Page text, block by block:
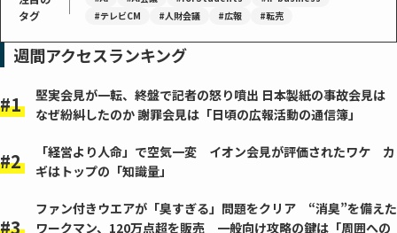
タグ
｜
#テレビCM
#人財会議 #広報 #転売
週間アクセスランキング
堅実会見が一転、終盤で記者の怒り噴出 日本製紙の事故会見は
なぜ紛糾したのか 謝罪会見は「日頃の広報活動の通信簿」
「経営より人命」で空気一変 イオン会見が評価されたワケ カ
ギはトップの「知識量」
ファン付きウエアが「臭すぎる」問題をクリア “消臭”を備えた
ワークマン、120万点超を販売 一般向け攻略の鍵は「周囲への